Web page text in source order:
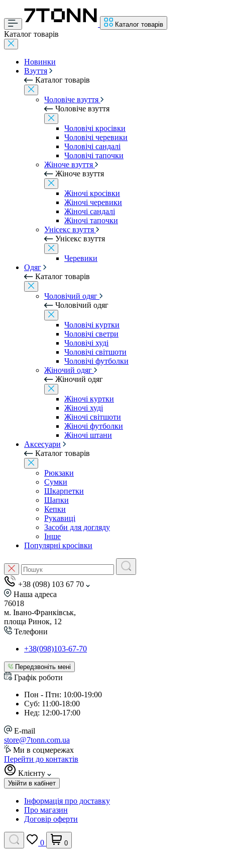
Каталог товарів
Каталог товарів
Новинки
Взуття
Каталог товарів
Чоловіче взуття
Чоловіче взуття
Чоловічі кросівки
Чоловічі черевики
Чоловічі сандалі
Чоловічі тапочки
Жіноче взуття
Жіноче взуття
Жіночі кросівки
Жіночі черевики
Жіночі сандалі
Жіночі тапочки
Унісекс взуття
Унісекс взуття
Черевики
Одяг
Каталог товарів
Чоловічий одяг
Чоловічий одяг
Чоловічі куртки
Чоловічі светри
Чоловічі худі
Чоловічі світшоти
Чоловічі футболки
Жіночий одяг
Жіночий одяг
Жіночі куртки
Жіночі худі
Жіночі світшоти
Жіночі футболки
Жіночі штани
Аксесуари
Каталог товарів
Рюкзаки
Сумки
Шкарпетки
Шапки
Кепки
Рукавиці
Засоби для догляду
Інше
Популярні кросівки
+38 (098) 103 67 70
Наша адреса
76018
м. Івано-Франківськ,
площа Ринок, 12
Телефони
+38(098)103-67-70
Передзвоніть мені
Графік роботи
Пон - Птн: 10:00-19:00
Суб: 11:00-18:00
Нед: 12:00-17:00
E-mail
store@7tonn.com.ua
Ми в соцмережах
Перейти до контактів
Клієнту
Увійти в кабінет
Інформація про доставку
Про магазин
Договір оферти
0 0